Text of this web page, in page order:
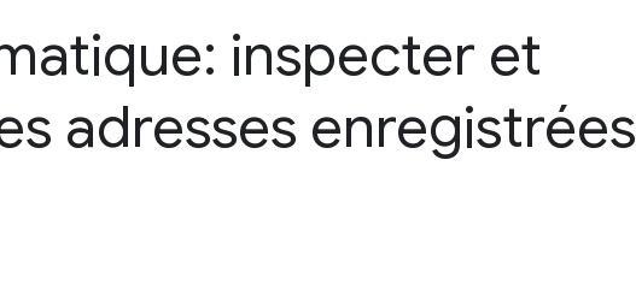
inspecter et
adresses enregistrées